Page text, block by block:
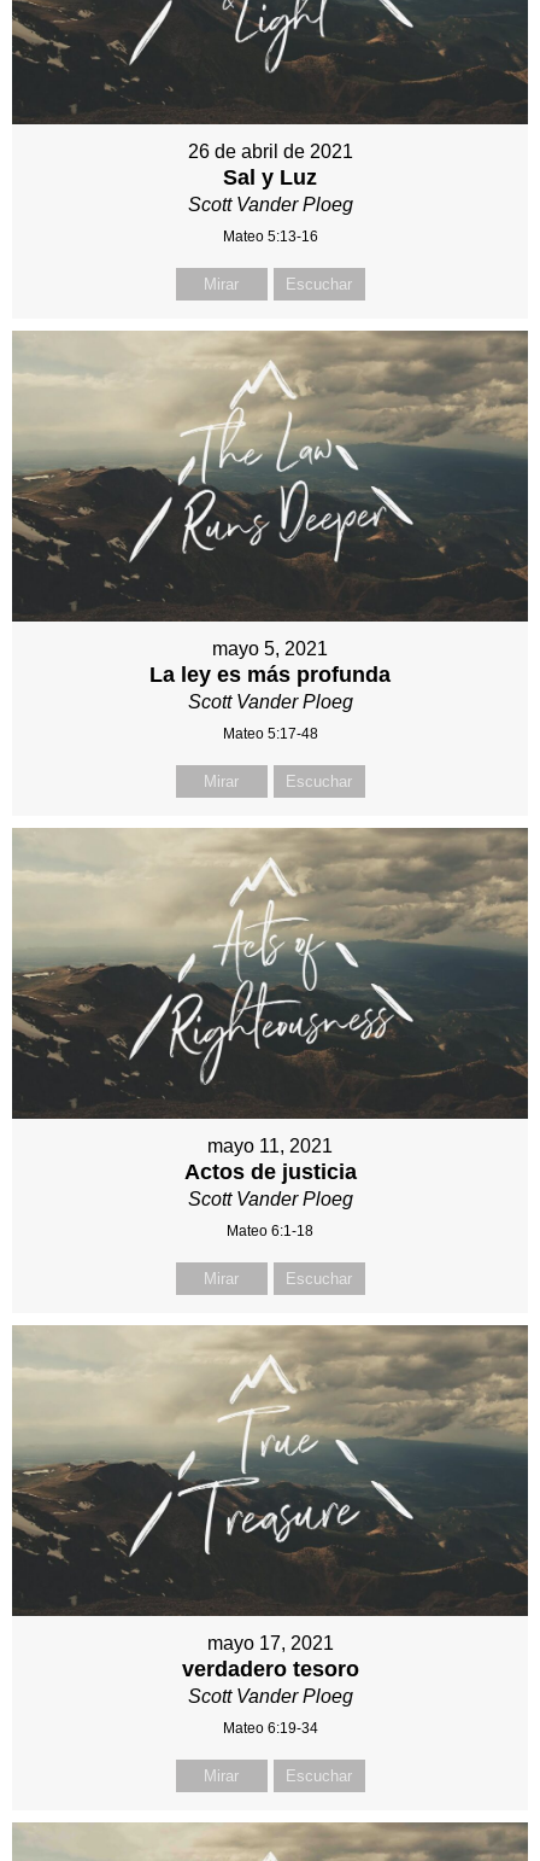
26 de abril de 2021
Sal y Luz
Scott Vander Ploeg
Mateo 5:13-16
Mirar Escuchar
mayo 5, 2021
La ley es más profunda
Scott Vander Ploeg
Mateo 5:17-48
Mirar Escuchar
mayo 11, 2021
Actos de justicia
Scott Vander Ploeg
Mateo 6:1-18
Mirar Escuchar
mayo 17, 2021
verdadero tesoro
Scott Vander Ploeg
Mateo 6:19-34
Mirar Escuchar